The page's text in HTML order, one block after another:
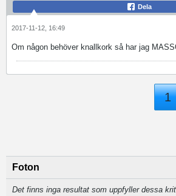
Dela
2017-11-12, 16:49
Om någon behöver knallkork så har jag
1
Foton
Det finns inga resultat som uppfyller dessa